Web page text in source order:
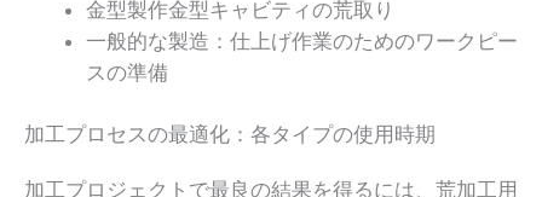
金型製作金型キャビティの荒取り
一般的な製造：仕上げ作業のためのワークピー
スの準備
加工プロセスの最適化：各タイプの使用時期
加工プロジェクトで最良の結果を得るには、荒加工用